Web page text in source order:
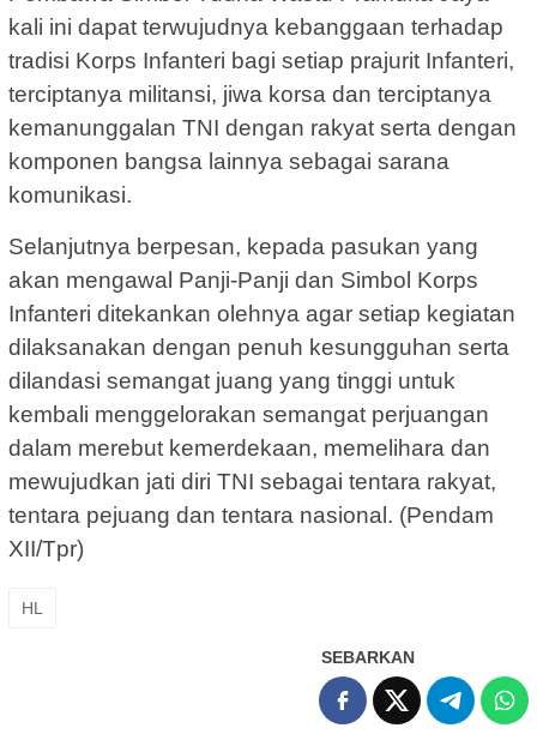
kali ini dapat terwujudnya kebanggaan terhadap
tradisi Korps Infanteri bagi setiap prajurit Infanteri,
terciptanya militansi, jiwa korsa dan terciptanya
kemanunggalan TNI dengan rakyat serta dengan
komponen bangsa lainnya sebagai sarana
komunikasi.
Selanjutnya berpesan, kepada pasukan yang
akan mengawal Panji-Panji dan Simbol Korps
Infanteri ditekankan olehnya agar setiap kegiatan
dilaksanakan dengan penuh kesungguhan serta
dilandasi semangat juang yang tinggi untuk
kembali menggelorakan semangat perjuangan
dalam merebut kemerdekaan, memelihara dan
mewujudkan jati diri TNI sebagai tentara rakyat,
tentara pejuang dan tentara nasional. (Pendam
XII/Tpr)
HL
SEBARKAN